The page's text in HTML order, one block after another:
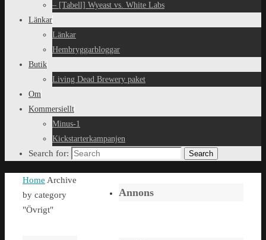
– [Tabell] Wyeast vs. White Labs
Länkar
Länkar
Hembryggarbloggar
Butik
Living Dead Brewery paket
Om
Kommersiellt
Minus-1
Kickstarterkampanjen
Search for: Search
Home Archive
by category
"Övrigt"
Annons